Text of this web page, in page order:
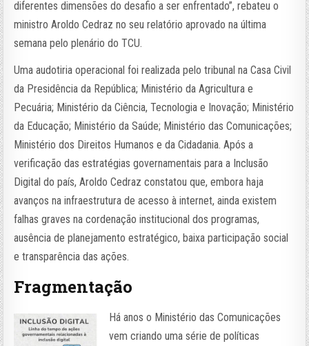
diferentes dimensões do desafio a ser enfrentado”, rebateu o
ministro Aroldo Cedraz no seu relatório aprovado na última
semana pelo plenário do TCU.
Uma audotiria operacional foi realizada pelo tribunal na Casa Civil
da Presidência da República; Ministério da Agricultura e
Pecuária; Ministério da Ciência, Tecnologia e Inovação; Ministério
da Educação; Ministério da Saúde; Ministério das Comunicações;
Ministério dos Direitos Humanos e da Cidadania. Após a
verificação das estratégias governamentais para a Inclusão
Digital do país, Aroldo Cedraz constatou que, embora haja
avanços na infraestrutura de acesso à internet, ainda existem
falhas graves na cordenação institucional dos programas,
ausência de planejamento estratégico, baixa participação social
e transparência das ações.
Fragmentação
Há anos o Ministério das Comunicações
vem criando uma série de políticas